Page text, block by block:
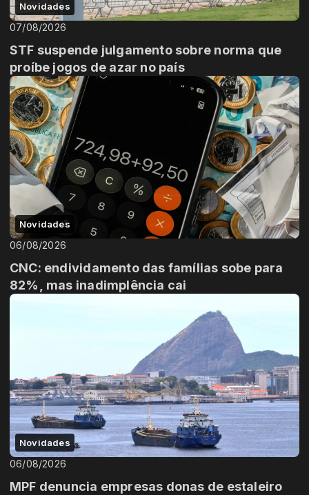
Novidades
07/08/2026
STF suspende julgamento sobre norma que
proíbe jogos de azar no país
Novidades
06/08/2026
CNC: endividamento das famílias sobe para
82%, mas inadimplência cai
Novidades
06/08/2026
MPF denuncia empresas donas de estaleiro